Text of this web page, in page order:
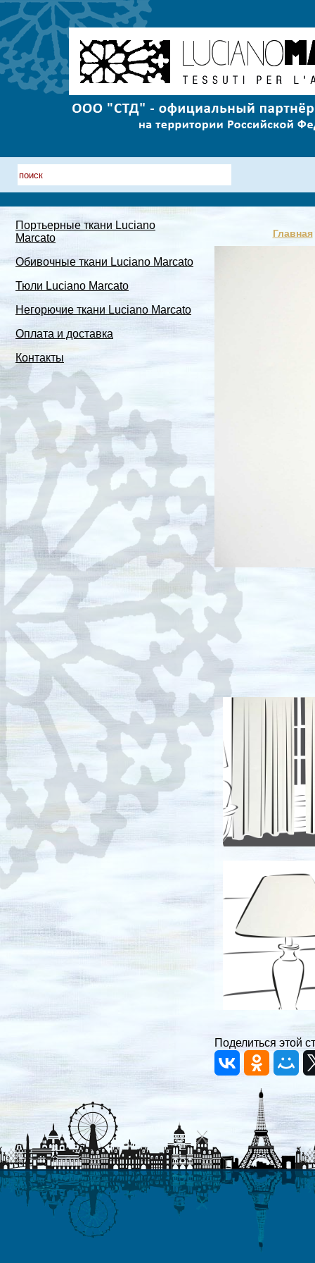
Портьерные ткани Luciano
Marcato
Обивочные ткани Luciano Marcato
Тюли Luciano Marcato
Негорючие ткани Luciano Marcato
Оплата и доставка
Контакты
Главная
Поделиться этой